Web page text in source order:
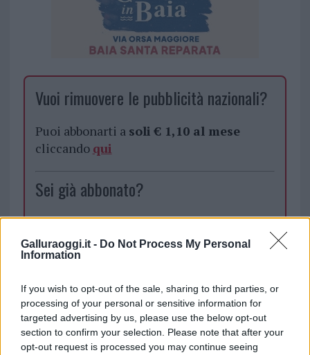
Galluraoggi.it - Do Not Process My Personal
Information
If you wish to opt-out of the sale, sharing to third parties, or
processing of your personal or sensitive information for
targeted advertising by us, please use the below opt-out
section to confirm your selection. Please note that after your
opt-out request is processed you may continue seeing
Vuoi rimuovere le pubblicità nazionali?
Puoi abbonarti a soli € 1,10 al mese
cliccando qui
Sei già abbonato?
Puoi effettuare l'accesso andando nella
sezione Login dal menù del sito o
cliccando
TEMI:
Calangianus Calcio
Calangianus Calcio Eccellenza
Calangianus Tifosi
Calcio Calangianus
Fbc Calangianus